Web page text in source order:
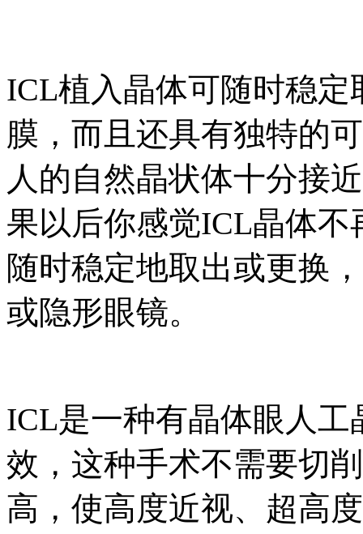
ICL植入晶体可随时稳
膜，而且还具有独特的
人的自然晶状体十分接
果以后你感觉ICL晶体
随时稳定地取出或更换
或隐形眼镜。
ICL是一种有晶体眼人
效，这种手术不需要切
高，使高度近视、超高